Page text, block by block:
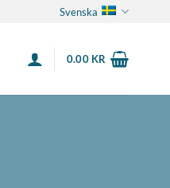
Svenska
0.00 KR